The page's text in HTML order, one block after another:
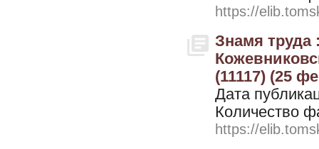
https://
Знамя труда
(11117) (25
Дата
Количество
https://